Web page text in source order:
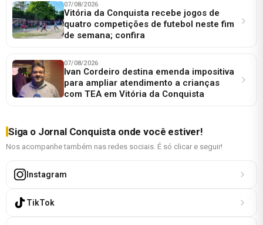
07/08/2026
Vitória da Conquista recebe jogos de
quatro competições de futebol neste fim
de semana; confira
07/08/2026
Ivan Cordeiro destina emenda impositiva
para ampliar atendimento a crianças
com TEA em Vitória da Conquista
Siga o Jornal Conquista onde você estiver!
Nos acompanhe também nas redes sociais. É só clicar e seguir!
Instagram
TikTok